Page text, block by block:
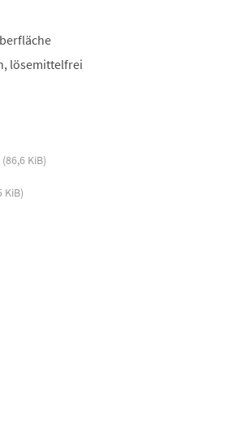
lösemittelfrei
(86,6 KiB)
KiB)